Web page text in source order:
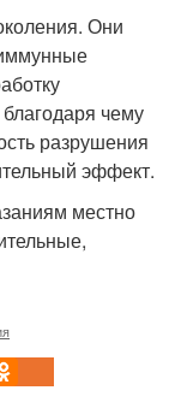
Они
чему
разрушения
эффект.
местно